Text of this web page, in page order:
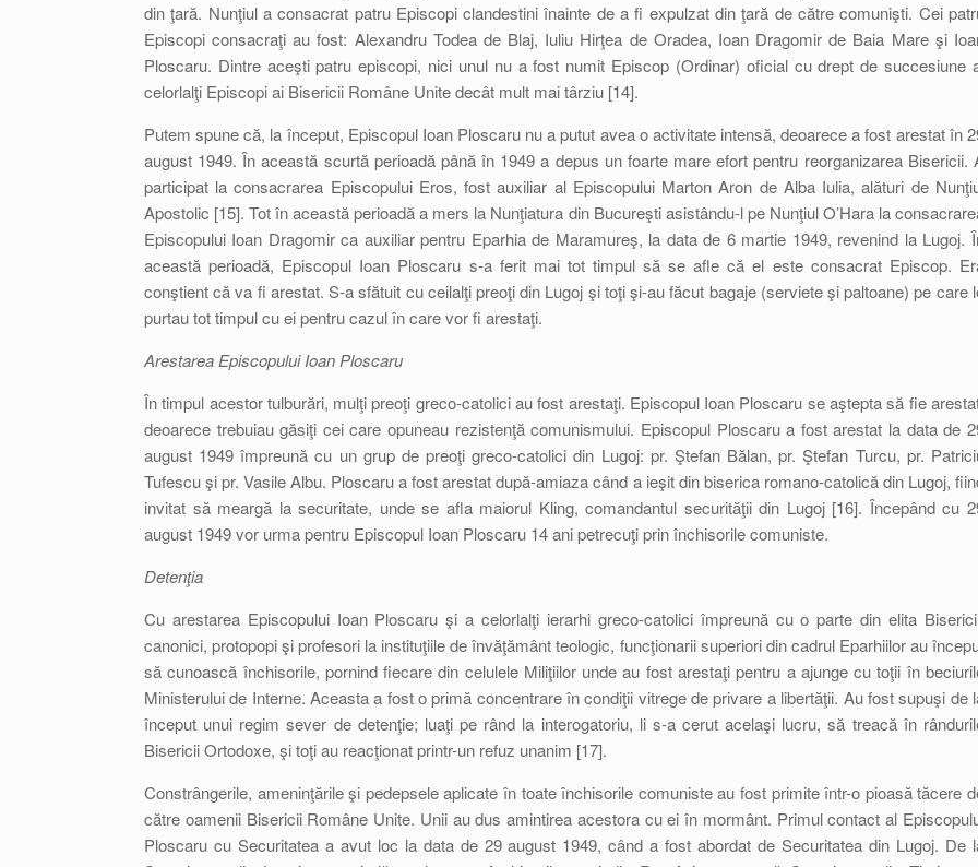
din ţară. Nunţiul a consacrat patru Episcopi clandestini înainte de a fi expulzat din ţară de către comunişti. Cei
Episcopi consacraţi au fost: Alexandru Todea de Blaj, Iuliu Hirţea de Oradea, Ioan Dragomir de Baia Mare şi
Ploscaru. Dintre aceşti patru episcopi, nici unul nu a fost numit Episcop (Ordinar) oficial cu drept de succesiune
celorlalţi Episcopi ai Bisericii Române Unite decât mult mai târziu [14].
Putem spune că, la început, Episcopul Ioan Ploscaru nu a putut avea o activitate intensă, deoarece a fost arestat în
august 1949. În această scurtă perioadă până în 1949 a depus un foarte mare efort pentru reorganizarea Bisericii.
participat la consacrarea Episcopului Eros, fost auxiliar al Episcopului Marton Aron de Alba Iulia, alături de
Apostolic [15]. Tot în această perioadă a mers la Nunţiatura din Bucureşti asistându-l pe Nunţiul O’Hara la
Episcopului Ioan Dragomir ca auxiliar pentru Eparhia de Maramureş, la data de 6 martie 1949, revenind la Lugoj.
această perioadă, Episcopul Ioan Ploscaru s-a ferit mai tot timpul să se afle că el este consacrat Episcop.
conştient că va fi arestat. S-a sfătuit cu ceilalţi preoţi din Lugoj şi toţi şi-au făcut bagaje (serviete şi paltoane) pe care
purtau tot timpul cu ei pentru cazul în care vor fi arestaţi.
Arestarea Episcopului Ioan Ploscaru
În timpul acestor tulburări, mulţi preoţi greco-catolici au fost arestaţi. Episcopul Ioan Ploscaru se aştepta să fie
deoarece trebuiau găsiţi cei care opuneau rezistenţă comunismului. Episcopul Ploscaru a fost arestat la data de
august 1949 împreună cu un grup de preoţi greco-catolici din Lugoj: pr. Ştefan Bălan, pr. Ştefan Turcu, pr.
Tufescu şi pr. Vasile Albu. Ploscaru a fost arestat după-amiaza când a ieşit din biserica romano-catolică din Lugoj,
invitat să meargă la securitate, unde se afla maiorul Kling, comandantul securităţii din Lugoj [16]. Începând cu
august 1949 vor urma pentru Episcopul Ioan Ploscaru 14 ani petrecuţi prin închisorile comuniste.
Detenţia
Cu arestarea Episcopului Ioan Ploscaru şi a celorlalţi ierarhi greco-catolici împreună cu o parte din elita
canonici, protopopi şi profesori la instituţiile de învăţământ teologic, funcţionarii superiori din cadrul Eparhiilor au
să cunoască închisorile, pornind fiecare din celulele Miliţiilor unde au fost arestaţi pentru a ajunge cu toţii în
Ministerului de Interne. Aceasta a fost o primă concentrare în condiţii vitrege de privare a libertăţii. Au fost supuşi de
început unui regim sever de detenţie; luaţi pe rând la interogatoriu, li s-a cerut acelaşi lucru, să treacă în
Bisericii Ortodoxe, şi toţi au reacţionat printr-un refuz unanim [17].
Constrângerile, ameninţările şi pedepsele aplicate în toate închisorile comuniste au fost primite într-o pioasă tăcere
către oamenii Bisericii Române Unite. Unii au dus amintirea acestora cu ei în mormânt. Primul contact al
Ploscaru cu Securitatea a avut loc la data de 29 august 1949, când a fost abordat de Securitatea din Lugoj. De